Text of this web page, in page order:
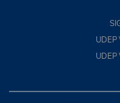
UDEP